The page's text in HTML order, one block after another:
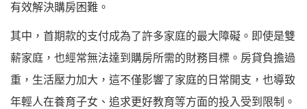
有效解決購房困難。
其中，首期款的支付成為了許多家庭的最大障礙。即使是雙
薪家庭，也經常無法達到購房所需的財務目標。房貸負擔過
重，生活壓力加大，這不僅影響了家庭的日常開支，也導致
年輕人在養育子女、追求更好教育等方面的投入受到限制。